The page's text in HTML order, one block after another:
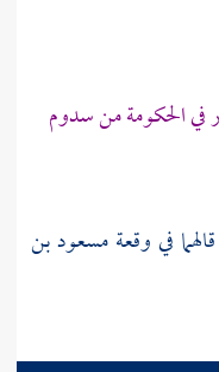
الحكومة من سدوم
في وقعةمسعود بن